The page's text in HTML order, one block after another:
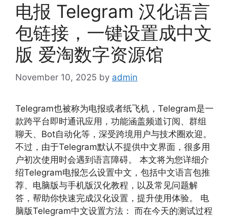
电报 Telegram 汉化语言
包链接，一键设置成中文
版 爱淘数字资源馆
November 10, 2025 by admin
Telegram也被称为电报或者纸飞机，Telegram是一
款跨平台即时通讯应用，功能涵盖频道订阅、群组
聊天、Bot自动化等，深受跨境用户与技术圈欢迎。
不过，由于Telegram默认不提供中文界面，很多用
户初次使用时会遇到语言障碍。 本文将为您详细介
绍Telegram电报怎么设置中文，包括中文语言包推
荐、电脑版与手机版汉化教程，以及常见问题解
答，帮助你快速完成汉化设置，提升使用体验。 电
脑版Telegram中文设置方法： 而在今天的测试过程